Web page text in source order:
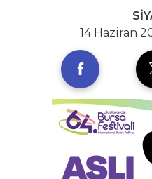
14 Haziran